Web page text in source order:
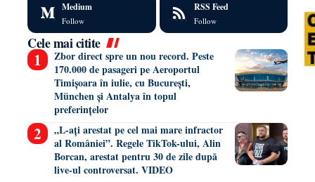
Medium
Follow
RSS Feed
Follow
Cele mai citite
Zbor direct spre un nou record. Peste
170.000 de pasageri pe Aeroportul
Timișoara în iulie, cu București,
München și Antalya în topul
preferințelor
„L-ați arestat pe cel mai mare infractor
al României”. Regele TikTok-ului, Alin
Borcan, arestat pentru 30 de zile după
live-ul controversat. VIDEO